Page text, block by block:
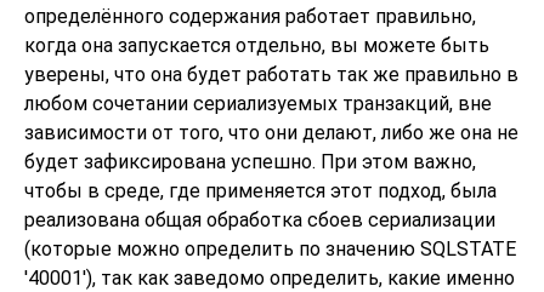
определённого содержания работает правильно,
когда она запускается отдельно, вы можете быть
уверены, что она будет работать так же правильно в
любом сочетании сериализуемых транзакций, вне
зависимости от того, что они делают, либо же она не
будет зафиксирована успешно. При этом важно,
чтобы в среде, где применяется этот подход, была
реализована общая обработка сбоев сериализации
(которые можно определить по значению SQLSTATE
'40001'), так как заведомо определить, какие именно